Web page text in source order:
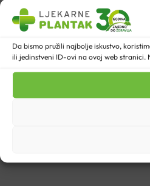
Da bismo pružili najbolje iskustvo,
ili jedinstveni ID-ovi na ovoj web stranici.